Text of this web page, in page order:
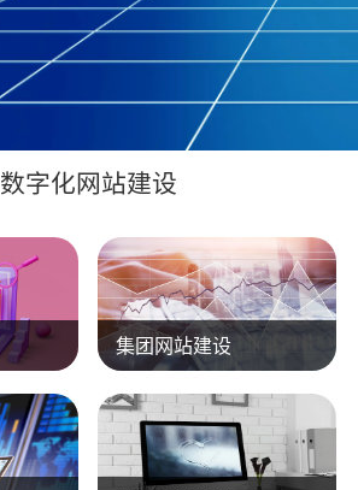
数字化网站建设
集团网站建设